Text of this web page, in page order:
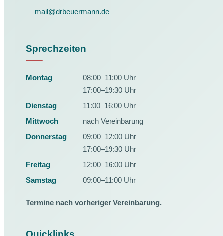
mail@drbeuermann.de
Sprechzeiten
Montag
08:00–11:00 Uhr
17:00–19:30 Uhr
Dienstag
11:00–16:00 Uhr
Mittwoch
nach Vereinbarung
Donnerstag
09:00–12:00 Uhr
17:00–19:30 Uhr
Freitag
12:00–16:00 Uhr
Samstag
09:00–11:00 Uhr
Termine nach vorheriger Vereinbarung.
Quicklinks